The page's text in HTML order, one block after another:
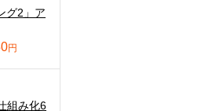
グ2」ア
円
組み化6